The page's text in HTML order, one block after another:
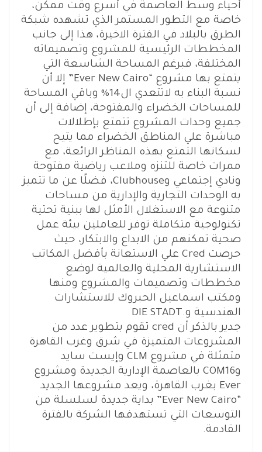
أحياء وسط العاصمة في أسرع وقت ممكن،
خاصة مع التطور المستمر الذي تشهده شبكة
الطرق بالبلاد في الفترة الاخيرة، هذا إلى جانب
المخططات الرئيسية للمشروع وتصميماته
المختلفة، فبرغم المساحة الشاسعة التي
يتمتع بها مشروع “Ever New Cairo” إلا أن
نسبة البناء به لاتتعدي ال14% وباقي المساحة
للمساحات الخضراء والمفتوحة، إضافة إلى أن
جميع وحدات المشروع تتمتع بإطلالات
مباشرة علي المناطق الخضراء مما يتيح
لسكانها التمتع بهذه المناظر الرائعة، مع
ممرات خاصة للتنزه وملاعب رياضية مفتوحة
ونادي إجتماعي وClubhouse، فضلًا عن ما تتميز
به الوحدات التجارية والإدارية من مساحات
متنوعة مع الاستغلال الأمثل لها ببنية تحتية
تكنولوجية متكاملة توفر للعاملين بيئة عمل
صحية تمكنهم من الابداع والابتكار، حيث
حرصت Cred علي الاستعانة بأفضل المكاتب
الاستشارية المحلية والعالمية لوضع
مخططات وتصميمات والمشروع ومنها
ومكتب اسماعيل الحبروك للاستشارات
الهندسية و.DIE STADT
جدير بالذكر أن cred تقوم بتطوير عدد من
المشروعات المتميزة في شرق وغرب القاهرة
متمثلة في مشروع CLM وإيست سايد
وCOM16 بالعاصمة الإدارية الجديدة ومشروع
Ever بغرب القاهرة، ويعد مشروعها الجديد
“Ever New Cairo” بداية جديدة لسلسلة من
التوسعات التي تستهدفها الشركة بالفترة
القادمة.